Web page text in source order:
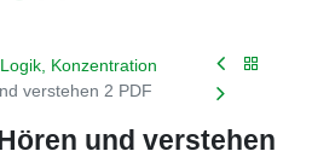
Konzentration
verstehen 2 PDF
und verstehen